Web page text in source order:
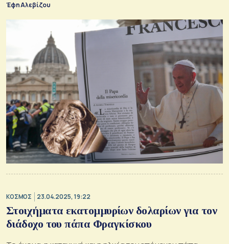
Έφη Αλεβίζου
ΚΟΣΜΟΣ 23.04.2025, 19:22
Στοιχήματα εκατομμυρίων δολαρίων για τον
διάδοχο του πάπα Φραγκίσκου